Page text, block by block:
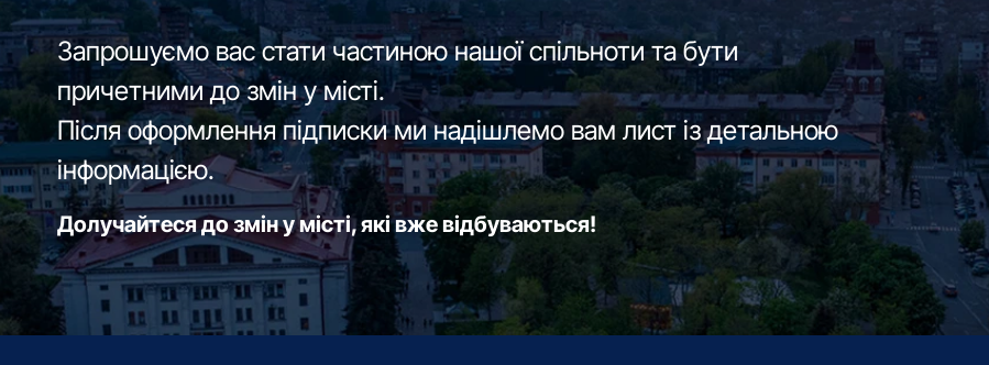
Запрошуємо вас стати частиною нашої спільноти та бути
причетними до змін у місті.
Після оформлення підписки ми надішлемо вам лист із детальною
інформацією.
Долучайтеся до змін у місті, які вже відбуваються!